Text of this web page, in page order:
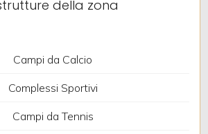
della zona
Campi da Calcio
Complessi Sportivi
Campi da Tennis